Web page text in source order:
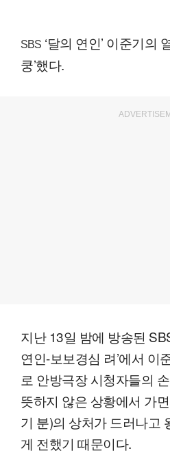
SBS ‘달의 연인’ 이준기의
쿵’했다.
지난 13일 밤에 방송된
연인-보보경심 려’에서 이
로 안방극장 시청자들의
뜻하지 않은 상황에서 가
기 분)의 상처가 드러나고
게 전했기 때문이다.